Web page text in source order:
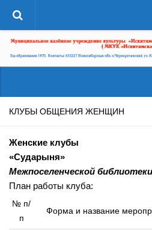
О системе
ЦБС в СМИ
ЦБС сегодня
Библиотеки района
Агролесовская
Читателям
Ресурсы
Деятельность
Проекты
КЛУБЫ ОБЩЕНИЯ ЖЕНЩИН
Женские клубы
«Сударыня»
Межпоселенческой библиотеки
План работы клуба:
№ п/
п
Форма и название